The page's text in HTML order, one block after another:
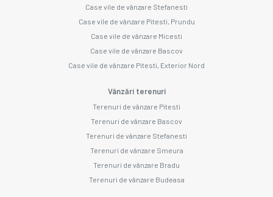
Case vile de vânzare Stefanesti
Case vile de vânzare Pitesti, Prundu
Case vile de vânzare Micesti
Case vile de vânzare Bascov
Case vile de vânzare Pitesti, Exterior Nord
Vânzări terenuri
Terenuri de vânzare Pitesti
Terenuri de vânzare Bascov
Terenuri de vânzare Stefanesti
Terenuri de vânzare Smeura
Terenuri de vânzare Bradu
Terenuri de vânzare Budeasa